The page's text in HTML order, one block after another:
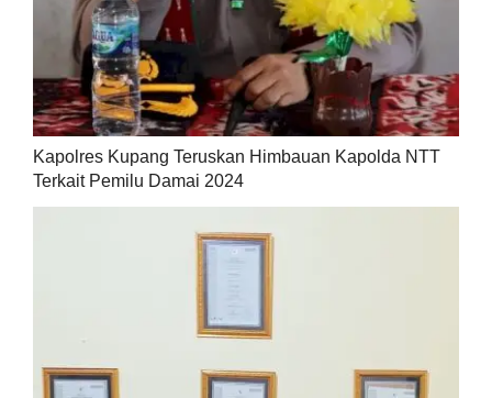
Kapolres Kupang Teruskan Himbauan Kapolda NTT
Terkait Pemilu Damai 2024